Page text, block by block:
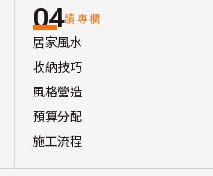
04讀專欄
居家風水
收納技巧
風格營造
預算分配
施工流程